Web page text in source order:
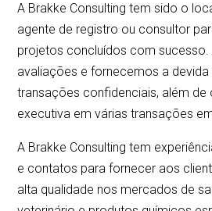
A Brakke Consulting tem sido o
agente de registro ou consultor
projetos concluídos com sucesso.
avaliações e fornecemos a devida
transações confidenciais, além
executiva em várias transações
A Brakke Consulting tem
e contatos para fornecer aos
alta qualidade nos mercados de